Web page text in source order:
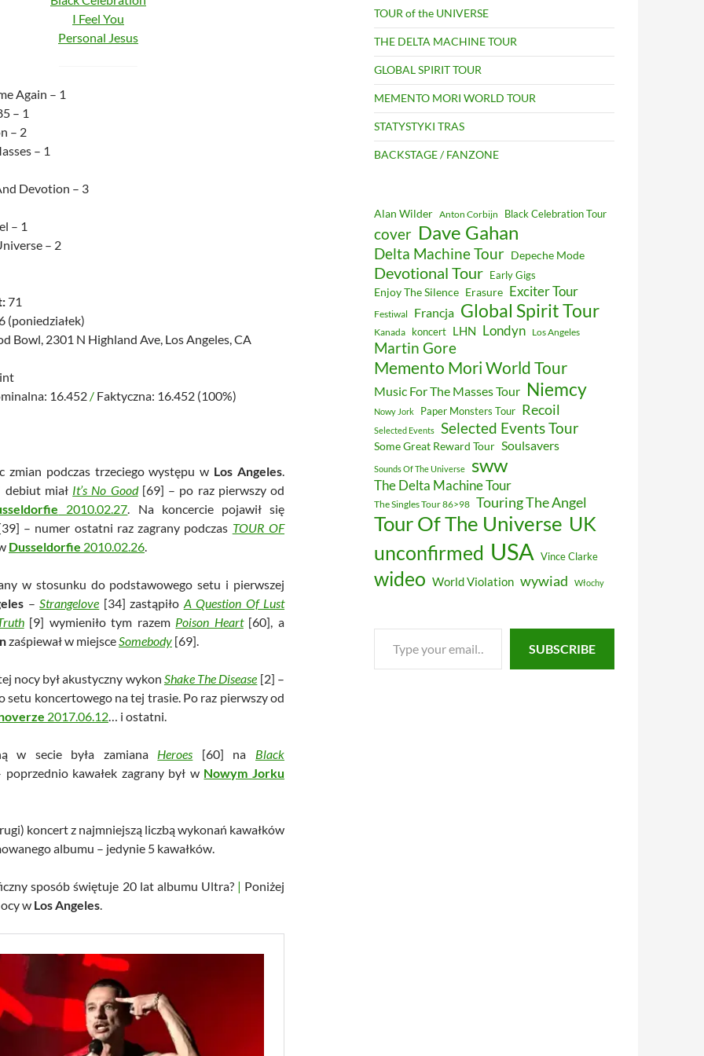
I Feel You
Personal Jesus
Again – 1
– 1
– 2
– 1
Devotion – 3
– 1
– 2
71
(poniedziałek)
Bowl, 2301 N Highland Ave, Los Angeles, CA
16.452 / Faktyczna: 16.452 (100%)
zmian podczas trzeciego występu w Los Angeles.
debiut miał It’s No Good[69] – po raz pierwszy od
2010.02.27. Na koncercie pojawił się
– numer ostatni raz zagrany podczas TOUR OF
Dusseldorfie 2010.02.26.
w stosunku do podstawowego setu i pierwszej
–Strangelove [34] zastąpiło A Question Of Lust
[9] wymieniło tym razem Poison Heart[60], a
zaśpiewał w miejsceSomebody [69].
nocy był akustyczny wykon Shake The Disease [2] –
setu koncertowego na tej trasie. Po raz pierwszy od
2017.06.12… i ostatni.
w secie była zamiana Heroes [60] na Black
kawałek zagrany był w Nowym Jorku
koncert z najmniejszą liczbą wykonań kawałków
albumu – jedynie 5 kawałków.
sposób świętuje 20 lat albumu Ultra? | Poniżej
w Los Angeles.
TOUR of the UNIVERSE
THE DELTA MACHINE TOUR
GLOBAL SPIRIT TOUR
MEMENTO MORI WORLD TOUR
STATYSTYKI TRAS
BACKSTAGE / FANZONE
Alan Wilder Anton Corbijn Black Celebration Tour
cover Dave Gahan
Delta Machine Tour Depeche Mode
Devotional Tour Early Gigs
Enjoy The Silence Erasure Exciter Tour
Festiwal Francja Global Spirit Tour
Kanada koncert LHN Londyn Los Angeles
Martin Gore
Memento Mori World Tour
Music For The Masses Tour Niemcy
Nowy Jork Paper Monsters Tour Recoil
Selected Events Selected Events Tour
Some Great Reward Tour Soulsavers
Sounds Of The Universe sww
The Delta Machine Tour
The Singles Tour 86>98 Touring The Angel
Tour Of The Universe UK
unconfirmed USA Vince Clarke
wideo World Violation wywiad Włochy
your
SUBSCRIBE